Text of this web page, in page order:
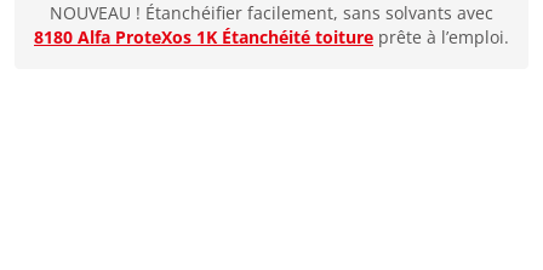
NOUVEAU ! Étanchéifier facilement, sans solvants avec
8180 Alfa ProteXos 1K Étanchéité toiture prête à l’emploi.